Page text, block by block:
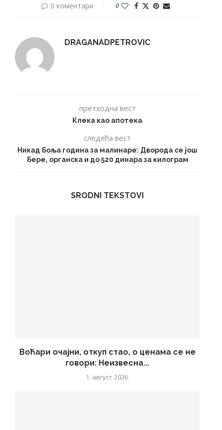
0 коментари 0
DRAGANADPETROVIC
претходна вест
Клека као апотека
следећа вест
Никад боља година за малинаре: Дворода се још
бере, органска и до 520 динара за килограм
SRODNI TEKSTOVI
Воћари очајни, откуп стао, о ценама се не
говори: Неизвесна...
1. август 2026.